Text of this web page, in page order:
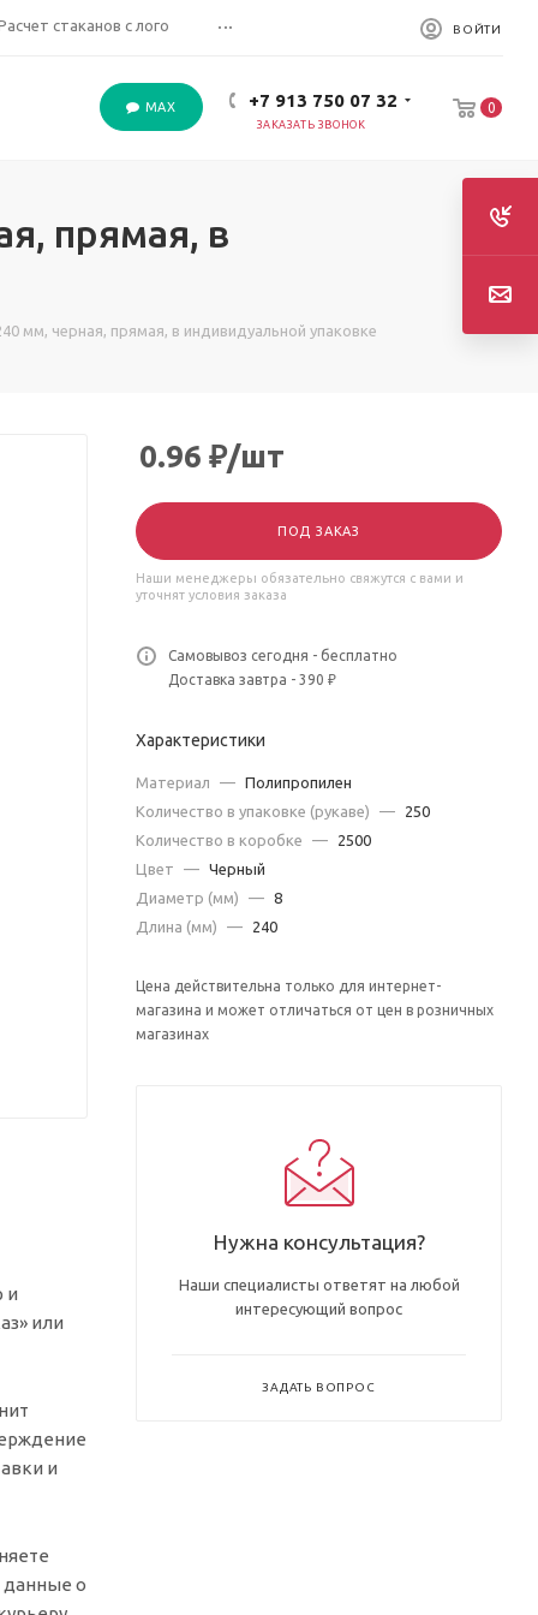
стаканов с лого ... ВОЙТИ
MAX +7 913 750 07 32
ЗАКАЗАТЬ ЗВОНОК
0
прямая, в
мм, черная, прямая, в индивидуальной упаковке
и
или
и
данные о
0.96 ₽/шт
ПОД ЗАКАЗ
Наши менеджеры обязательно свяжутся с вами и
уточнят условия заказа
Самовывоз сегодня - бесплатно
Доставка завтра - 390 ₽
Характеристики
Материал — Полипропилен
Количество в упаковке (рукаве)
—
250
Количество в коробке
—
2500
Цвет
— Черный
Диаметр (мм)
— 8
Длина (мм)
— 240
Цена действительна только для интернет-
магазина и может отличаться от цен в розничных
магазинах
Нужна консультация?
Наши специалисты ответят на любой
интересующий вопрос
ЗАДАТЬ ВОПРОС